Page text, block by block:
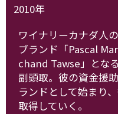
2010年
ワイナリーカナダ人
ブランド「Pascal
chand Tawse」とな
副頭取。彼の資金援
ランドとして始まり
取得していく。